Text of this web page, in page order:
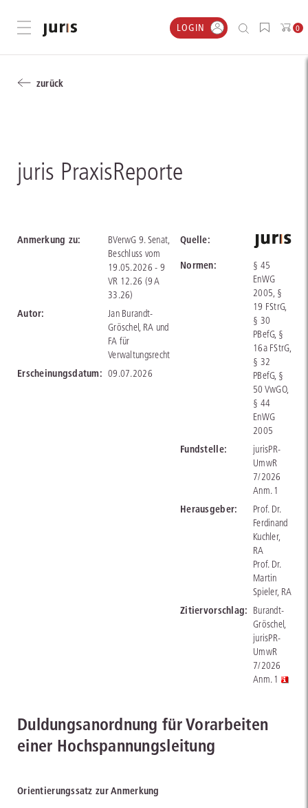
Menü öffnen LOGIN 0
zurück
juris PraxisReporte
Anmerkung zu:
BVerwG 9. Senat,
Beschluss vom
19.05.2026 - 9
VR 12.26 (9 A
33.26)
Autor:
Jan Burandt-
Gröschel, RA und
FA für
Verwaltungsrecht
Erscheinungsdatum: 09.07.2026
Quelle:
Normen:
§ 45
EnWG
2005, §
19 FStrG,
§ 30
PBefG, §
16a FStrG,
§ 32
PBefG, §
50 VwGO,
§ 44
EnWG
2005
Fundstelle:
jurisPR-
UmwR
7/2026
Anm. 1
Herausgeber:
Prof. Dr.
Ferdinand
Kuchler,
RA
Prof. Dr.
Martin
Spieler, RA
Zitiervorschlag: Burandt-
Gröschel,
jurisPR-
UmwR
7/2026
Anm. 1
Duldungsanordnung für Vorarbeiten
einer Hochspannungsleitung
Orientierungssatz zur Anmerkung